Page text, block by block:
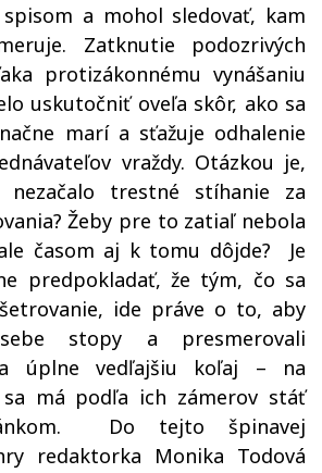
a mohol sledovať, kam
Zatknutie podozrivých
protizákonnému vynášaniu
uskutočniť oveľa skôr, ako sa
marí a sťažuje odhalenie
vraždy. Otázkou je,
trestné stíhanie za
Žeby pre to zatiaľ nebola
časom aj k tomu dôjde? Je
predpokladať, že tým, čo sa
ide práve o to, aby
stopy a presmerovali
úplne vedľajšiu koľaj – na
má podľa ich zámerov stáť
Do tejto špinavej
redaktorka Monika Todová